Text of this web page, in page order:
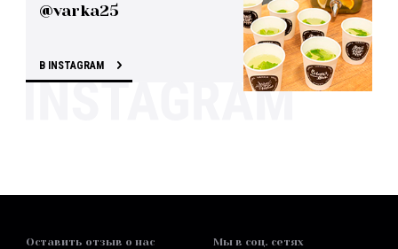
@varka25
В INSTAGRAM
Оставить отзыв о нас Мы в соц. сетях